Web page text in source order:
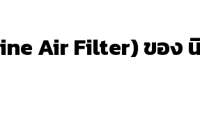
Air Filter) ของ